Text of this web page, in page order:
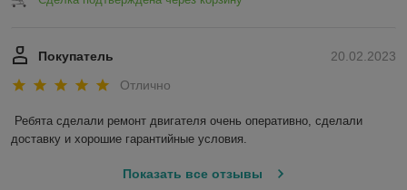
20.02.2023
Покупатель
Отлично
Ребята сделали ремонт двигателя очень оперативно, сделали
доставку и хорошие гарантийные условия.
Показать все отзывы